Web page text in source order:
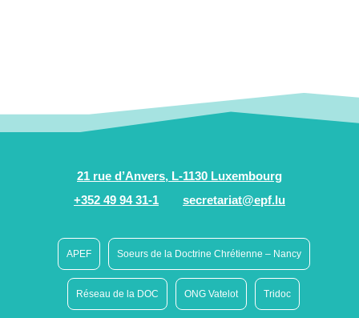
21 rue d’Anvers, L-1130 Luxembourg
+352 49 94 31-1
secretariat@epf.lu
APEF Soeurs de la Doctrine Chrétienne – Nancy
Réseau de la DOC ONG Vatelot Tridoc